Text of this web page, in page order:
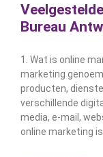
Bureau
1. Wat is online
marketing
producten,
verschillende
media, e-mail,
online marketing